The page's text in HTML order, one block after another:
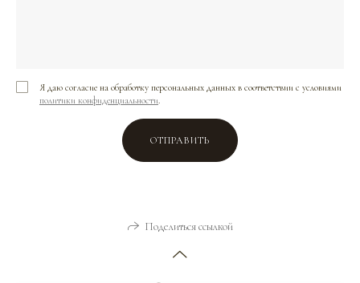
Я даю согласие на обработку персональных данных в соответствии с условиями
политики конфиденциальности.
ОТПРАВИТЬ
Поделиться ссылкой